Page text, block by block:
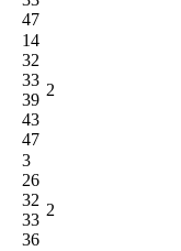
47
14
32
33
39
43
47
2
3
26
32
33
36
2